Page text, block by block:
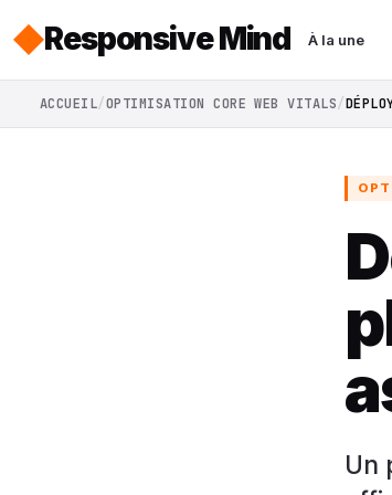
Responsive Mind À la une
ACCUEIL OPTIMISATION CORE WEB VITALS
Un